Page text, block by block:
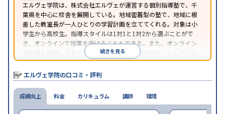
エルヴェ学院は、株式会社エルヴェが運営する個別指導塾で、千
葉県を中心に校舎を展開している。地域密着型の塾で、地域に根
差した教室長が一人ひとりの学習計画を立ててくれる。対象は小
学生から高校生。指導スタイルは1対1と1対2から選ぶことがで
き、オンラインで授業を受けることもできる。また、オンライン
自習室も開講しており、通話アプリでの質問をサポートしている
コースもある。
続きを見る
エルヴェ学院の口コミ・評判
成績向上 料金 カリキュラム 講師 環境